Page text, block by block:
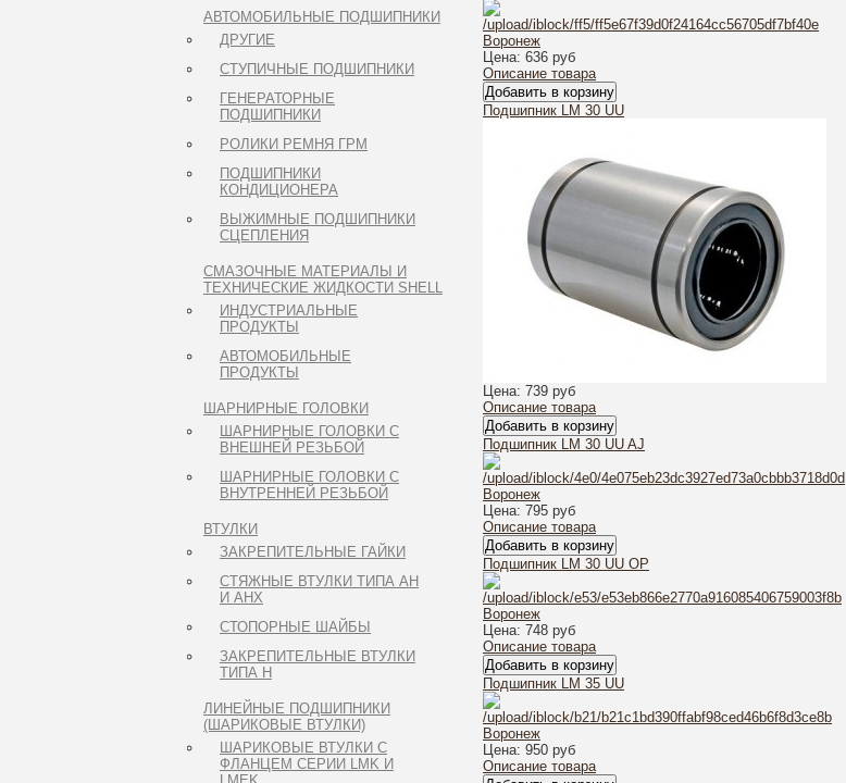
АВТОМОБИЛЬНЫЕ ПОДШИПНИКИ
ДРУГИЕ
СТУПИЧНЫЕ ПОДШИПНИКИ
ГЕНЕРАТОРНЫЕ
ПОДШИПНИКИ
РОЛИКИ РЕМНЯ ГРМ
ПОДШИПНИКИ
КОНДИЦИОНЕРА
ВЫЖИМНЫЕ ПОДШИПНИКИ
СЦЕПЛЕНИЯ
СМАЗОЧНЫЕ МАТЕРИАЛЫ И
ТЕХНИЧЕСКИЕ ЖИДКОСТИ SHELL
ИНДУСТРИАЛЬНЫЕ
ПРОДУКТЫ
АВТОМОБИЛЬНЫЕ
ПРОДУКТЫ
ШАРНИРНЫЕ ГОЛОВКИ
ШАРНИРНЫЕ ГОЛОВКИ С
ВНЕШНЕЙ РЕЗЬБОЙ
ШАРНИРНЫЕ ГОЛОВКИ С
ВНУТРЕННЕЙ РЕЗЬБОЙ
ВТУЛКИ
ЗАКРЕПИТЕЛЬНЫЕ ГАЙКИ
СТЯЖНЫЕ ВТУЛКИ ТИПА AH
И AHX
СТОПОРНЫЕ ШАЙБЫ
ЗАКРЕПИТЕЛЬНЫЕ ВТУЛКИ
ТИПА H
ЛИНЕЙНЫЕ ПОДШИПНИКИ
(ШАРИКОВЫЕ ВТУЛКИ)
ШАРИКОВЫЕ ВТУЛКИ С
ФЛАНЦЕМ СЕРИИ LMK И
Цена: 636 руб
Описание товара
Подшипник LM 30 UU
Цена: 739 руб
Описание товара
Подшипник LM 30 UU AJ
Цена: 795 руб
Описание товара
Подшипник LM 30 UU OP
Цена: 748 руб
Описание товара
Подшипник LM 35 UU
Цена: 950 руб
Описание товара